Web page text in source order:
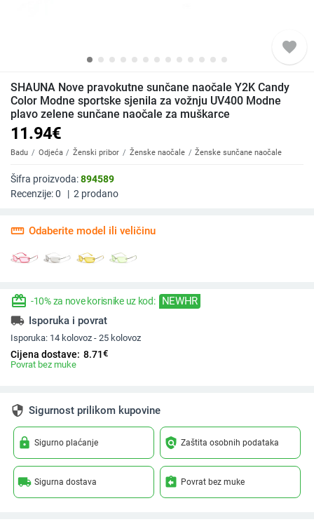
favorite
SHAUNA Nove pravokutne sunčane naočale Y2K Candy
Color Modne sportske sjenila za vožnju UV400 Modne
plavo zelene sunčane naočale za muškarce
11.94€
Badu Odjeća Ženski pribor Ženske naočale Ženske sunčane naočale
Šifra proizvoda:894589
Recenzije:0 | 2 prodano
straighten Odaberite model ili veličinu
redeem -10% za nove korisnike uz kod: NEWHR
local_shipping Isporuka i povrat
Isporuka: 14 kolovoz - 25 kolovoz
Cijena dostave: 8.71€
Povrat bez muke
security Sigurnost prilikom kupovine
lock Sigurno plaćanje policy Zaštita osobnih podataka
local_shipping Sigurna dostava assignment_return Povrat bez muke